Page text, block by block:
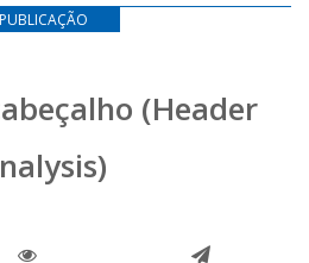
PUBLICAÇÃO
(Header